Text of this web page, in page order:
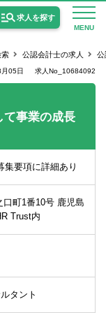
MENU
求人を探す
格向けの求人
会計士）の求人
ミナー
索 公認会計士の求人 公
05日 求人No_10684092
て事業の成長
要項に詳細あり
町1番10号 鹿児島
Trust内
タント